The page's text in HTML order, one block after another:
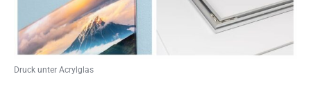
Druck unter Acrylglas